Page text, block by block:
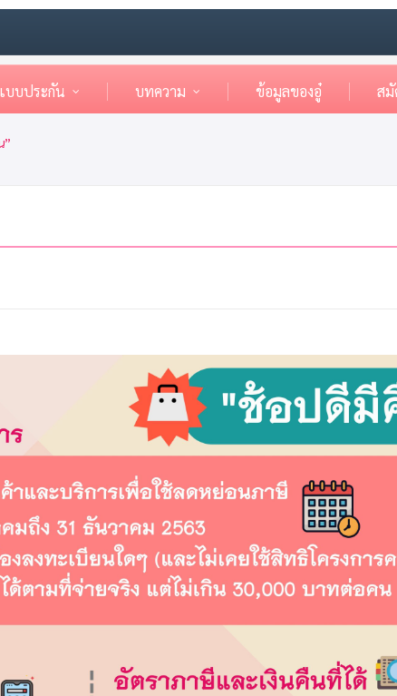
บบประกัน บทความ ข้อมูลของอู๋ ส
”